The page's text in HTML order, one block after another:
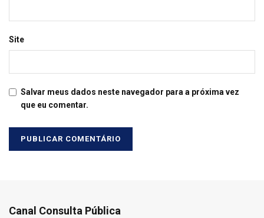
Site
Salvar meus dados neste navegador para a próxima vez
que eu comentar.
Canal Consulta Pública